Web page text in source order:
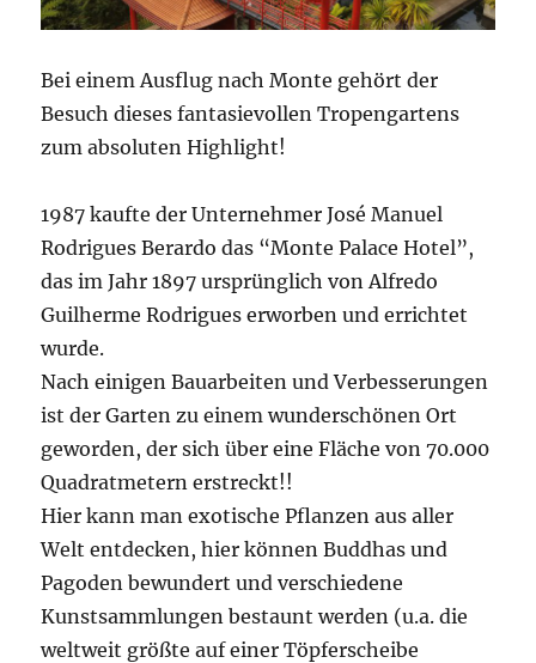
Bei einem Ausflug nach Monte gehört der
Besuch dieses fantasievollen Tropengartens
zum absoluten Highlight!
1987 kaufte der Unternehmer José Manuel
Rodrigues Berardo das “Monte Palace Hotel”,
das im Jahr 1897 ursprünglich von Alfredo
Guilherme Rodrigues erworben und errichtet
wurde.
Nach einigen Bauarbeiten und Verbesserungen
ist der Garten zu einem wunderschönen Ort
geworden, der sich über eine Fläche von 70.000
Quadratmetern erstreckt!!
Hier kann man exotische Pflanzen aus aller
Welt entdecken, hier können Buddhas und
Pagoden bewundert und verschiedene
Kunstsammlungen bestaunt werden (u.a. die
weltweit größte auf einer Töpferscheibe